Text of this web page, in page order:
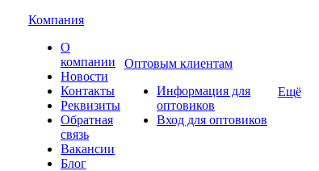
Компания
О
компании
Новости
Контакты
Реквизиты
Обратная
связь
Вакансии
Блог
Оптовым клиентам
Информация для
оптовиков
Вход для оптовиков
Ещё